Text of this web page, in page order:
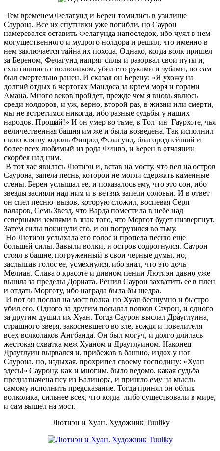
Тем временем Фелагунд и Берен томились в узилище
Саурона. Все их спутники уже погибли, но Саурон
намеревался оставить Фелагунда напоследок, ибо чуял в нем
могущественного и мудрого нолдора и решил, что именно в
нем заключается тайна их похода. Однако, когда волк пришел
за Береном, Фелагунд напряг силы и разорвал свои путы и,
схватившись с волколаком, убил его руками и зубами, но сам
был смертельно ранен. И сказал он Берену: «Я ухожу на
долгий отдых в чертогах Мандоса за краем моря и горами
Амана. Много веков пройдет, прежде чем я вновь явлюсь
среди нолдоров, и уж, верно, второй раз, в жизни или смерти,
мы не встретимся никогда, ибо разные судьбы у наших
народов. Прощай!» И он умер во тьме, в Тол–ин–Гаурхоте, чья
величественная башня им же и была возведена. Так исполнил
свою клятву король Финрод Фелагунд, благороднейший и
более всех любимый из рода Финвэ, и Берен в отчаянии
скорбел над ним.
В тот час явилась Лютиэн и, встав на мосту, что вел на остров
Саурона, запела песнь, которой не могли сдержать каменные
стены. Берен услышал ее, и показалось ему, что это сон, ибо
звезды засияли над ним и в ветвях запели соловьи. И в ответ
он спел песню–вызов, которую сложил, воспевая Серп
валаров, Семь Звезд, что Варда поместила в небе над
северными землями в знак того, что Моргот будет низвергнут.
Затем силы покинули его, и он погрузился во тьму.
Но Лютиэн услыхала его голос и пропела песню еще
большей силы. Завыли волки, и остров содрогнулся. Саурон
стоял в башне, погруженный в свои черные думы, но,
заслышав голос ее, усмехнулся, ибо знал, что это дочь
Мелиан. Слава о красоте и дивном пении Лютиэн давно уже
вышла за пределы Дориата. Решил Саурон захватить ее в плен
и отдать Морготу, ибо награда была бы щедра.
И вот он послал на мост волка, но Хуан бесшумно и быстро
убил его. Одного за другим посылал волков Саурон, и одного
за другим душил их Хуан. Тогда Саурон выслал Дра́углуина,
страшного зверя, закосневшего во зле, вождя и повелителя
всех волколаков Ангбанда. Он был могуч, и долго длилась
жестокая схватка меж Хуаном и Драуглуином. Наконец
Драуглуин вырвался и, прибежав в башню, издох у ног
Саурона, но, издыхая, прохрипел своему господину: «Хуан
здесь!» Саурону, как и многим, было ведомо, какая судьба
предназначена псу из Валинора, и пришло ему на мысль
самому исполнить предсказание. Тогда принял он облик
волколака, сильнее всех, что когда–либо существовали в мире,
и сам вышел на мост.
Лютиэн и Хуан. Художник Tuuliky